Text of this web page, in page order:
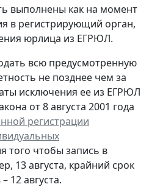
выполнены как на момент
в регистрирующий орган,
юрлица из ЕГРЮЛ.
всю предусмотренную
не позднее чем за
исключения ее из ЕГРЮЛ
от 8 августа 2001 года
регистрации
того чтобы запись в
13 августа, крайний срок
12 августа.